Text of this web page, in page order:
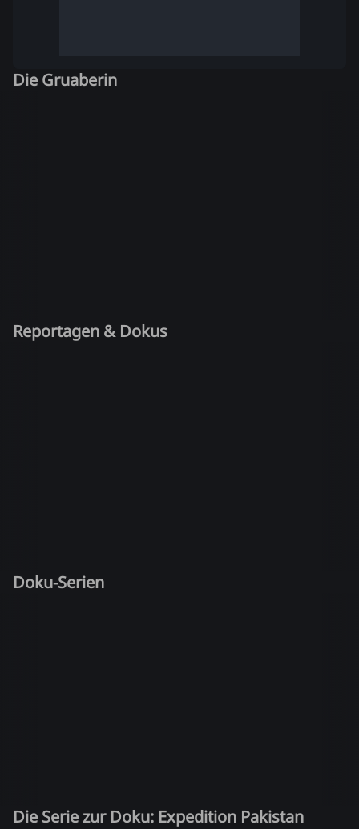
Die Gruaberin
Reportagen & Dokus
Doku-Serien
Die Serie zur Doku: Expedition Pakistan